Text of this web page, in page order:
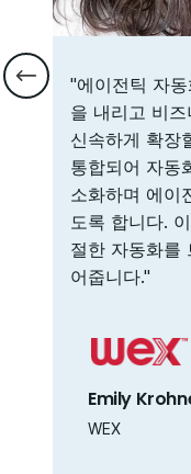
비
"에이전틱 자
을 내리고 비
신속하게 확장
통합되어 자동
소화하며 에이
도록 합니다.
절한 자동화를
어줍니다."
Emily
WEX